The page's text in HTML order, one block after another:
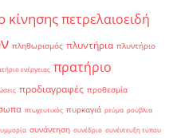
κίνησηςπετρελαιοειδή
πληθωρισμός πλυντήρια πλυντήριο
ενέργειας πρατήριο
προδιαγραφές προθεσμία
πτωχευτικός πυρκαγιά ρεύμα ρούβλια
συνάντηση συνέδριο συνέντευξη τύπου